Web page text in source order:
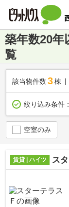
築年数20年
覧
該当物件数 3棟
絞り込み条件：
空室のみ
賃貸 | ハイツ ス